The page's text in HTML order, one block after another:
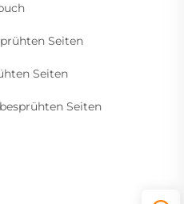
Seiten
Seiten
Seiten